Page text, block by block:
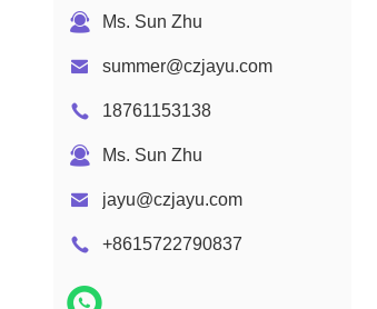
Ms. Sun Zhu
summer@czjayu.com
18761153138
Ms. Sun Zhu
jayu@czjayu.com
+8615722790837